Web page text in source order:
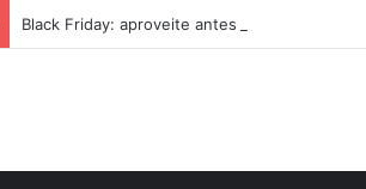
Black Friday: aproveite antes que acabe